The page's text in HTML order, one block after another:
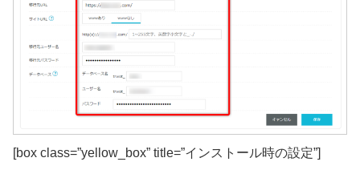
[box class=”yellow_box” title=”インストール時の設定”]